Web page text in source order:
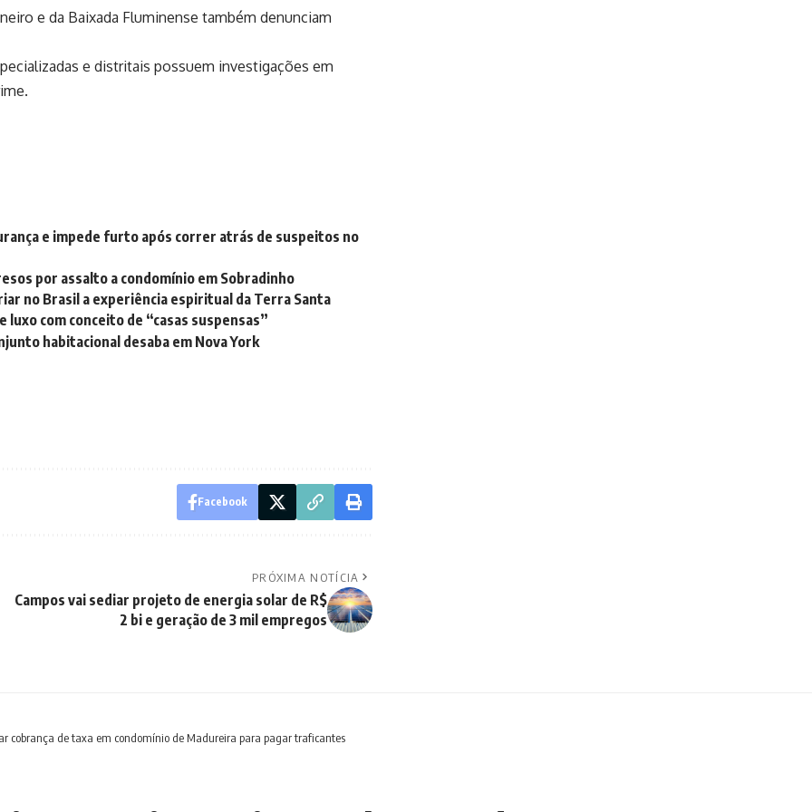
e da Baixada Fluminense também denunciam
e distritais possuem investigações em
e impede furto após correr atrás de suspeitos no
por assalto a condomínio em Sobradinho
no Brasil a experiência espiritual da Terra Santa
com conceito de “casas suspensas”
habitacional desaba em Nova York
Facebook
PRÓXIMA NOTÍCIA
Campos vai sediar projeto de energia solar de R$
2 bi e geração de 3 mil empregos
cobrança de taxa em condomínio de Madureira para pagar traficantes